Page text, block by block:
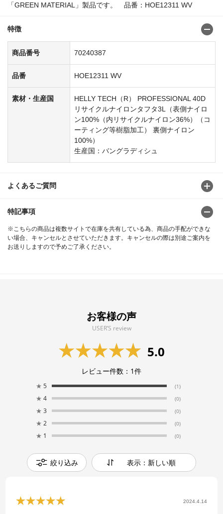
「GREEN MATERIAL」製品です。 品番：HOE12311 WV
特徴
商品番号 70240387
品番 HOE12311 WV
素材・生産国
HELLY TECH（R） PROFESSIONAL 40D
リサイクルナイロンタフタ3L（表側ナイロ
ン100%（内リサイクルナイロン36%）（コ
ーティング等樹脂加工） 裏側ナイロン
100%）
生産国：バングラディシュ
よくあるご質問
特記事項
※こちらの商品は複数サイトで在庫を共有している為、商品の手配ができな
い場合、キャンセルとさせていただきます。キャンセルの際は別途ご案内を
お送りしますので予めご了承ください。
お客様の声
USER’S review
5.0
レビュー件数： 1件
★ 5 (1)
★ 4 (0)
★ 3 (0)
★ 2 (0)
★ 1 (0)
絞り込み 表示：新しい順
2024.4.14